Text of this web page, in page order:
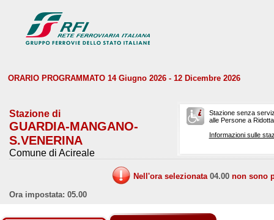
ORARIO PROGRAMMATO 14 Giugno 2026 - 12 Dicembre 2026
Stazione di
GUARDIA-MANGANO-
S.VENERINA
Comune di Acireale
Stazione senza
alle Persone a
Informazioni sulle
Nell'ora selezionata 04.00 non sono
Ora impostata: 05.00